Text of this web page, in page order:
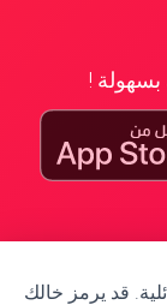
!
قد يرمز خالك